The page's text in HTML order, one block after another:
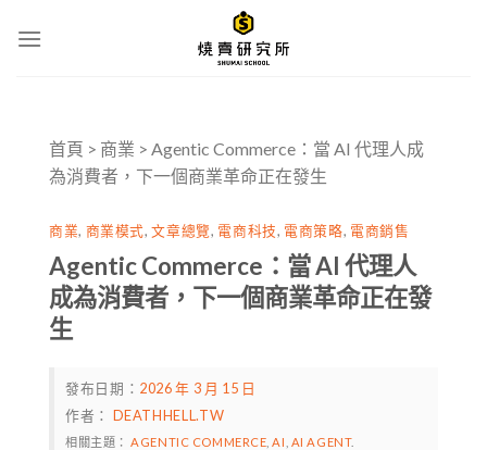
首頁 > 商業 > Agentic Commerce：當 AI 代理人成
為消費者，下一個商業革命正在發生
商業, 商業模式,文章總覽, 電商科技, 電商策略, 電商銷售
Agentic Commerce：當 AI 代理人
成為消費者，下一個商業革命正在發
生
發布日期： 2026 年 3 月 15 日
作者： DEATHHELL.TW
相關主題：AGENTIC COMMERCE ,AI AI AGENT.